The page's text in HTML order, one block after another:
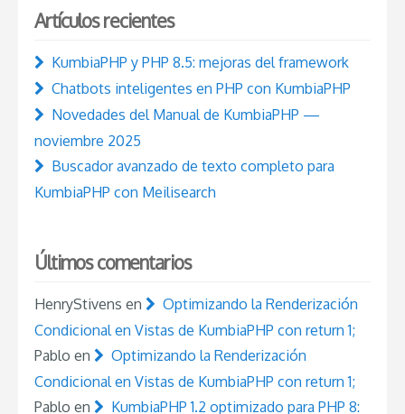
Artículos recientes
KumbiaPHP y PHP 8.5: mejoras del framework
Chatbots inteligentes en PHP con KumbiaPHP
Novedades del Manual de KumbiaPHP —
noviembre 2025
Buscador avanzado de texto completo para
KumbiaPHP con Meilisearch
Últimos comentarios
HenryStivens en
Optimizando la Renderización
Condicional en Vistas de KumbiaPHP con return 1;
Pablo en
Optimizando la Renderización
Condicional en Vistas de KumbiaPHP con return 1;
Pablo en KumbiaPHP 1.2 optimizado para PHP 8: